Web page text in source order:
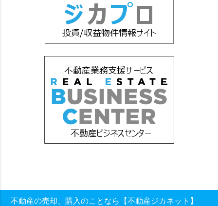
不動産の売却、購入のことなら【不動産ジカネット】